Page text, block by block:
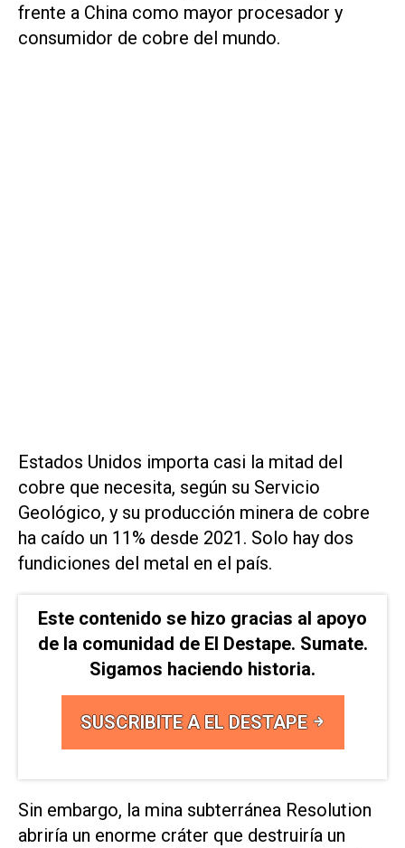
frente a China como mayor procesador y
consumidor de cobre del mundo.
Estados Unidos importa casi la mitad del
cobre que necesita, según su Servicio
Geológico, y su producción minera de cobre
ha caído un 11% desde 2021. Solo hay dos
fundiciones del metal en el país.
Este contenido se hizo gracias al apoyo
de la comunidad de El Destape. Sumate.
Sigamos haciendo historia.
SUSCRIBITE A EL DESTAPE
Sin embargo, la mina subterránea Resolution
abriría un enorme cráter que destruiría un